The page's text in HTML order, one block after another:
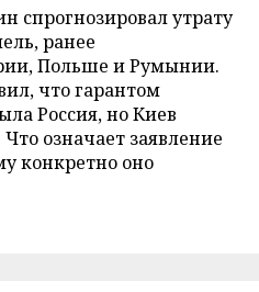
спрогнозировал утрату
ранее
Польше и Румынии.
что гарантом
Россия, но Киев
означает заявление
конкретно оно